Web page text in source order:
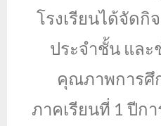
โรงเรียนได้จัดกิ
ประจำชั้น และ
คุณภาพการศึ
ภาคเรียนที่ 1 ปีก